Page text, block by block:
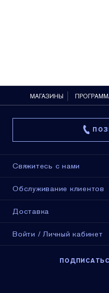
МАГАЗИНЫ
Свяжитесь с нами
Обслуживание клиентов
Доставка
Войти / Личный кабинет